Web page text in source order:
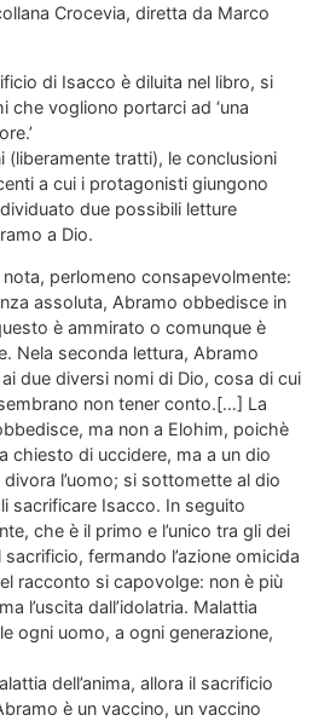
Crocevia, diretta da Marco
di Isacco è diluita nel libro, si
che vogliono portarci ad ‘una
(liberamente tratti), le conclusioni
a cui i protagonisti giungono
due possibili letture
a Dio.
nota, perlomeno consapevolmente:
assoluta, Abramo obbedisce in
è ammirato o comunque è
Nela seconda lettura, Abramo
due diversi nomi di Dio, cosa di cui
non tener conto.[…] La
ma non a Elohim, poichè
chiesto di uccidere, ma a un dio
l’uomo; si sottomette al dio
sacrificare Isacco. In seguito
che è il primo e l’unico tra gli dei
sacrificio, fermando l’azione omicida
racconto si capovolge: non è più
l’uscita dall’idolatria. Malattia
ogni uomo, a ogni generazione,
dell’anima, allora il sacrificio
è un vaccino, un vaccino